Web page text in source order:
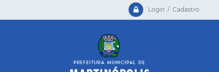
Login / Cadastro